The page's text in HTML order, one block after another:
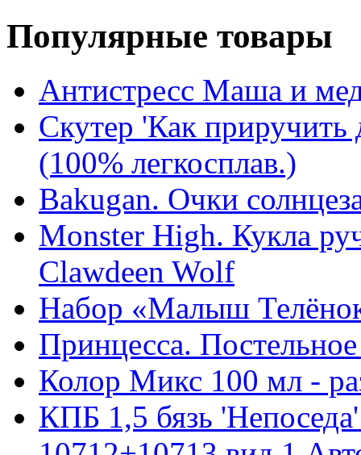
Популярные товары
Антистресс Маша и
Скутер 'Как приручить
(100% легкосплав.)
Bakugan. Очки
Monster High. Кукла
Clawdeen Wolf
Набор «Малыш
Принцесса.
Колор Микс 100 мл -
КПБ 1,5 бязь